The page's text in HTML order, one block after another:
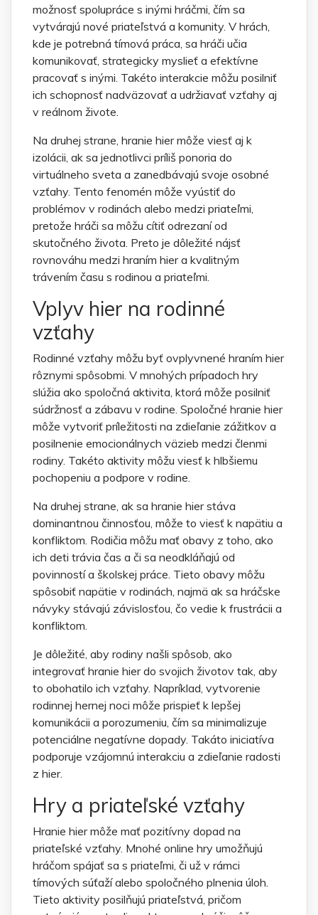
možnosť spolupráce s inými hráčmi, čím sa
vytvárajú nové priateľstvá a komunity. V hrách,
kde je potrebná tímová práca, sa hráči učia
komunikovať, strategicky myslieť a efektívne
pracovať s inými. Takéto interakcie môžu posilniť
ich schopnosť nadväzovať a udržiavať vzťahy aj
v reálnom živote.
Na druhej strane, hranie hier môže viesť aj k
izolácii, ak sa jednotlivci príliš ponoria do
virtuálneho sveta a zanedbávajú svoje osobné
vzťahy. Tento fenomén môže vyústiť do
problémov v rodinách alebo medzi priateľmi,
pretože hráči sa môžu cítiť odrezaní od
skutočného života. Preto je dôležité nájsť
rovnováhu medzi hraním hier a kvalitným
trávením času s rodinou a priateľmi.
Vplyv hier na rodinné
vzťahy
Rodinné vzťahy môžu byť ovplyvnené hraním hier
rôznymi spôsobmi. V mnohých prípadoch hry
slúžia ako spoločná aktivita, ktorá môže posilniť
súdržnosť a zábavu v rodine. Spoločné hranie hier
môže vytvoriť príležitosti na zdieľanie zážitkov a
posilnenie emocionálnych väzieb medzi členmi
rodiny. Takéto aktivity môžu viesť k hlbšiemu
pochopeniu a podpore v rodine.
Na druhej strane, ak sa hranie hier stáva
dominantnou činnosťou, môže to viesť k napätiu a
konfliktom. Rodičia môžu mať obavy z toho, ako
ich deti trávia čas a či sa neodkláňajú od
povinností a školskej práce. Tieto obavy môžu
spôsobiť napätie v rodinách, najmä ak sa hráčske
návyky stávajú závislosťou, čo vedie k frustrácii a
konfliktom.
Je dôležité, aby rodiny našli spôsob, ako
integrovať hranie hier do svojich životov tak, aby
to obohatilo ich vzťahy. Napríklad, vytvorenie
rodinnej hernej noci môže prispieť k lepšej
komunikácii a porozumeniu, čím sa minimalizuje
potenciálne negatívne dopady. Takáto iniciatíva
podporuje vzájomnú interakciu a zdieľanie radosti
z hier.
Hry a priateľské vzťahy
Hranie hier môže mať pozitívny dopad na
priateľské vzťahy. Mnohé online hry umožňujú
hráčom spájať sa s priateľmi, či už v rámci
tímových súťaží alebo spoločného plnenia úloh.
Tieto aktivity posilňujú priateľstvá, pričom